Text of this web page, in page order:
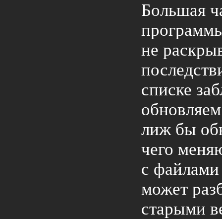
Большая
не
списке
лиж бы
чего
с файлами
может
старыми